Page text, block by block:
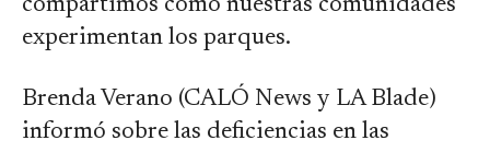
compartimos cómo nuestras comunidades
experimentan los parques.
Brenda Verano (CALÓ News y LA Blade)
informó sobre las deficiencias en las